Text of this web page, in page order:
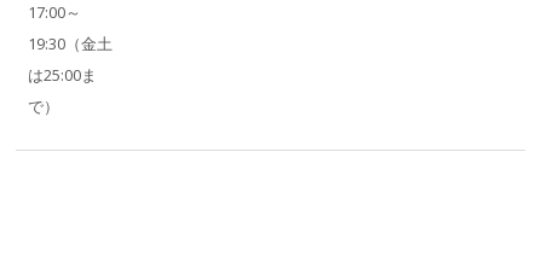
17:00～
19:30（金土
は25:00ま
で）